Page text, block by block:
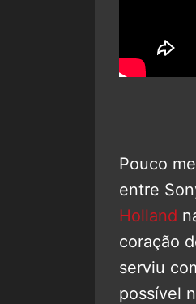
Pouco
entre
Holland
coração
serviu
possível